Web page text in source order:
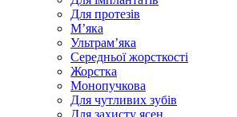
Для протезів
Мʼяка
Ультрамʼяка
Середньої жорсткості
Жорстка
Монопучкова
Для чутливих зубів
Для захисту ясен